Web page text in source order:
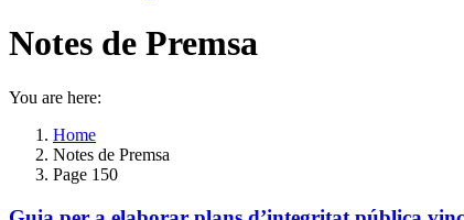
Notes de Premsa
You are here:
Home
Notes de Premsa
Page 150